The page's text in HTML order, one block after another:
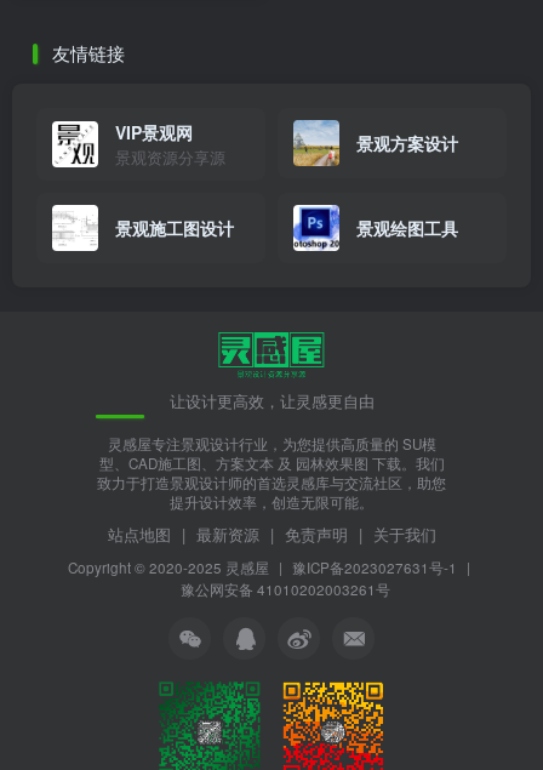
友情链接
VIP景观网
景观资源分享源
景观方案设计
景观施工图设计 景观绘图工具
让设计更高效，让灵感更自由
灵感屋专注景观设计行业，为您提供高质量的 SU模
型、CAD施工图、方案文本 及 园林效果图 下载。我们
致力于打造景观设计师的首选灵感库与交流社区，助您
提升设计效率，创造无限可能。
站点地图 | 最新资源 | 免责声明 | 关于我们
Copyright © 2020-2025 灵感屋 | 豫ICP备2023027631号-1
|
豫公网安备 41010202003261号